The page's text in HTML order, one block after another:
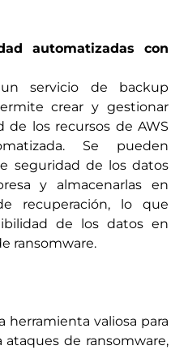
automatizadas con
servicio de backup
crear y gestionar
de los recursos de AWS
Se pueden
seguridad de los datos
y almacenarlas en
recuperación, lo que
de los datos en
ransomware.
herramienta valiosa para
ataques de ransomware,